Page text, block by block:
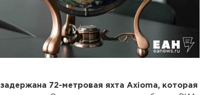
72-метровая яхта Axioma, которая